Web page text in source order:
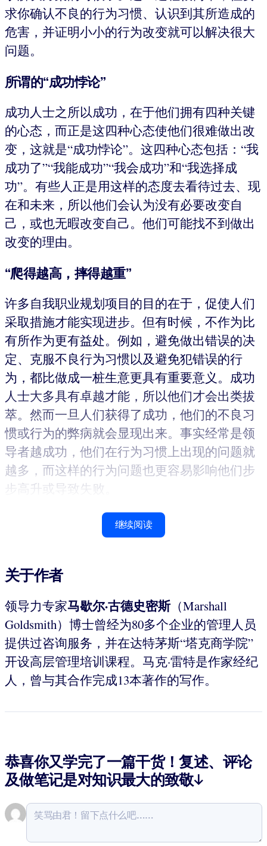
求你确认不良的行为习惯、认识到其所造成的
危害，并证明小小的行为改变就可以解决很大
问题。
所谓的“成功悖论”
成功人士之所以成功，在于他们拥有四种关键
的心态，而正是这四种心态使他们很难做出改
变，这就是“成功悖论”。这四种心态包括：“我
成功了”“我能成功”“我会成功”和“我选择成
功”。有些人正是用这样的态度去看待过去、现
在和未来，所以他们会认为没有必要改变自
己，或也无暇改变自己。他们可能找不到做出
改变的理由。
“爬得越高，摔得越重”
许多自我职业规划项目的目的在于，促使人们
采取措施才能实现进步。但有时候，不作为比
有所作为更有益处。例如，避免做出错误的决
定、克服不良行为习惯以及避免犯错误的行
为，都比做成一桩生意更具有重要意义。成功
人士大多具有卓越才能，所以他们才会出类拔
萃。然而一旦人们获得了成功，他们的不良习
惯或行为的弊病就会显现出来。事实经常是领
导者越成功，他们在行为习惯上出现的问题就
越多，而这样的行为问题也更容易影响他们步
步高升或导致失败。
继续阅读
关于作者
领导力专家马歇尔·古德史密斯（Marshall
Goldsmith）博士曾经为80多个企业的管理人员
提供过咨询服务，并在达特茅斯“塔克商学院”
开设高层管理培训课程。马克·雷特是作家经纪
人，曾与其合作完成13本著作的写作。
恭喜你又学完了一篇干货！复述、评论
及做笔记是对知识最大的致敬↓